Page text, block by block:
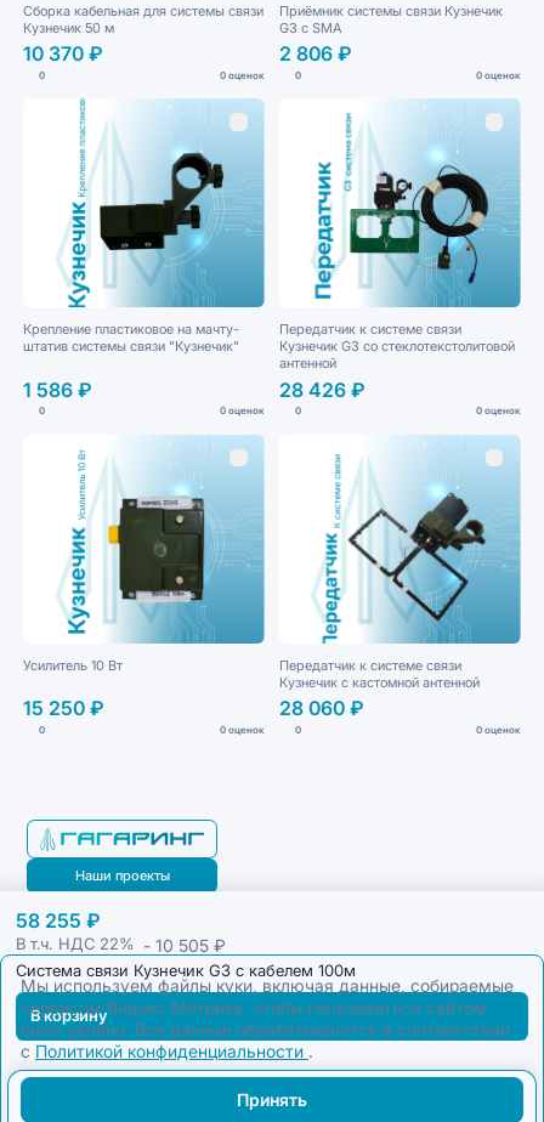
Мы используем файлы куки, включая данные, собираемые
сервисом Яндекс.Метрика, чтобы пользоваться сайтом
было удобно. Все данные обрабатываются в соответствии
с Политикой конфиденциальности .
Принять
Сборка кабельная для системы связи
Кузнечик 50 м
10 370 ₽
0 0 оценок
Приёмник системы связи Кузнечик
G3 с SMA
2 806 ₽
0 0 оценок
Крепление пластиковое на мачту-
штатив системы связи "Кузнечик"
1 586 ₽
0 0 оценок
Передатчик к системе связи
Кузнечик G3 со стеклотекстолитовой
антенной
28 426 ₽
0 0 оценок
Усилитель 10 Вт
15 250 ₽
0 0 оценок
Передатчик к системе связи
Кузнечик с кастомной антенной
28 060 ₽
0 0 оценок
58 255 ₽
В т.ч. НДС 22% - 10 505 ₽
Система связи Кузнечик G3 с кабелем 100м
В корзину
Наши проекты